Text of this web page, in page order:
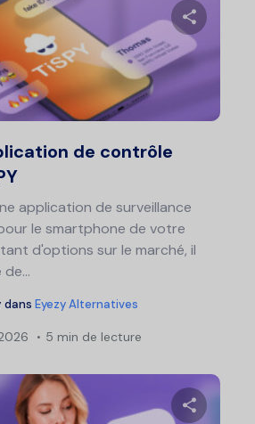
de contrôle
application de surveillance
le smartphone de votre
d'options sur le marché, il
dans Eyezy Alternatives
5 min de lecture